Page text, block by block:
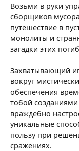
Возьми в руки
сборщиков
путешествие в
монолиты и
загадки этих
Захватывающий
вокруг
обеспечения
тобой
враждебно
уникальные
пользу при
сражениях.